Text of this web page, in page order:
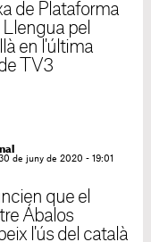
de Plataforma
Llengua pel
en l'última
TV3
de juny de 2020 - 19:01
que el
Ábalos
l'ús del català